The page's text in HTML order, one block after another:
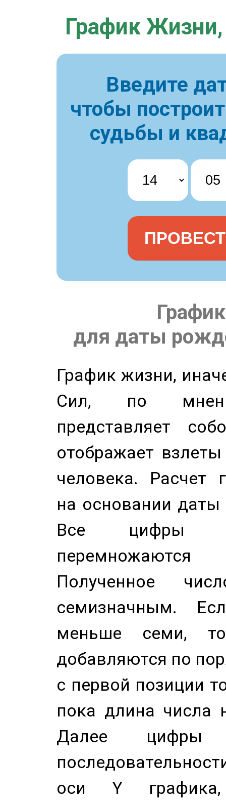
График Жизни,
Введите
чтобы
судьбы и
для даты
График жизни,
Сил, по
представляет
отображает
человека. Расчет
на основании
Все цифры
Полученное
семизначным.
меньше семи,
добавляются по
с первой позиции
пока длина числа
Далее цифры
оси Y